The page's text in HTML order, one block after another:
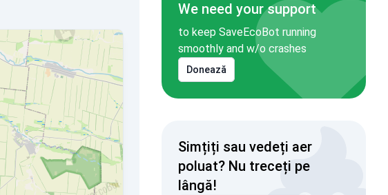
We need your support
to keep SaveEcoBot running
smoothly and w/o crashes
Donează
Simțiți sau vedeți aer
poluat? Nu treceți pe
lângă!